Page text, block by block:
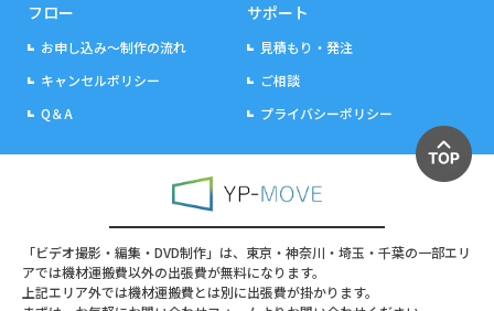
フロー
お申し込み～制作の流れ
キャンセルポリシー
Q＆A
サポート
見積もり・発注
ご相談
プライバシーポリシー
「ビデオ撮影・編集・DVD制作」は、東京・神奈川・埼玉・千葉の一部エリ
アでは機材運搬費以外の出張費が無料になります。
上記エリア外では機材運搬費とは別に出張費が掛かります。